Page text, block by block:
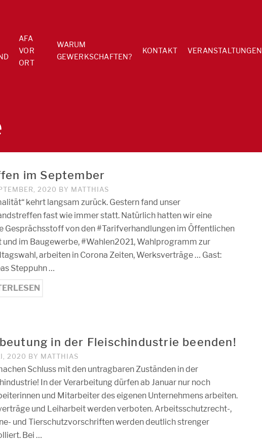
AFA
VOR
ORT
WARUM
GEWERKSCHAFTEN?
KONTAKT VERANSTALTUNGEN
im September
2020 BY MATTHIAS
kehrt langsam zurück. Gestern fand unser
fast wie immer statt. Natürlich hatten wir eine
Gesprächsstoff von den #Tarifverhandlungen im Öffentlichen
und im Baugewerbe, #Wahlen2021, Wahlprogramm zur
arbeiten in Corona Zeiten, Werksverträge … Gast:
Steppuhn …
in der Fleischindustrie beenden!
2020 BY MATTHIAS
Schluss mit den untragbaren Zuständen in der
In der Verarbeitung dürfen ab Januar nur noch
und Mitarbeiter des eigenen Unternehmens arbeiten.
und Leiharbeit werden verboten. Arbeitsschutzrecht-,
und Tierschutzvorschriften werden deutlich strenger
Bei …